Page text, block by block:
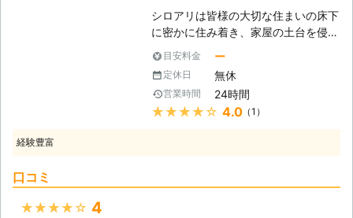
は当社まで】 シロアリ駆除はご自身
でおこなわれた場合ですと、適切な駆
除をおこなえない恐れもありますし、
作業中に怪我などの危険もあります。
シロアリの駆除は専門スタッフ達が在
籍している株式会社TTNコーポレーシ
ョンまでご相談ください。お客様にシ
シロアリは皆様の大切な住まいの床下
に密かに住み着き、家屋の土台を侵食
します。シロアリはコロニーと呼ばれ
る集団を形成しますが、これが自然に
消滅することはありません。私達「ハ
ウスサポート」では、長年にわたり住
まいで発生する様々なトラブルに関わ
目安料金 ー
定休日 無休
営業時間 24時間
★★★★★ 4.0（1）
経験豊富
口コミ
★★★★★ 4